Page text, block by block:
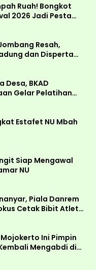
Ruah! Bongkot
2026 Jadi Pesta
di Peterongan
Resah,
dan Disperta
Desa, BKAD
Gelar Pelatihan
Estafet NU Mbah
Siap Mengawal
NU
Piala Danrem
Cetak Bibit Atlet
Ini Pimpin
Mengabdi di